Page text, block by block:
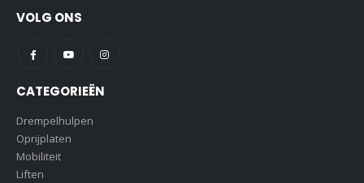
VOLG ONS
CATEGORIEËN
Drempelhulpen
Oprijplaten
Mobiliteit
Liften